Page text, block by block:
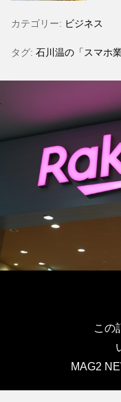
カテゴリー: ビジネス
タグ: 石川温の「スマホ業
この
MAG2